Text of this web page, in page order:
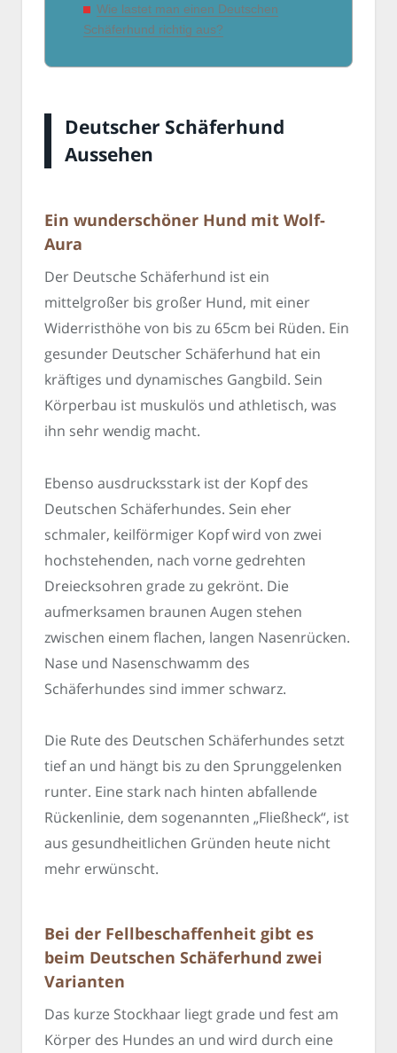
Wie lastet man einen Deutschen
Schäferhund richtig aus?
Deutscher Schäferhund
Aussehen
Ein wunderschöner Hund mit Wolf-
Aura
Der Deutsche Schäferhund ist ein
mittelgroßer bis großer Hund, mit einer
Widerristhöhe von bis zu 65cm bei Rüden. Ein
gesunder Deutscher Schäferhund hat ein
kräftiges und dynamisches Gangbild. Sein
Körperbau ist muskulös und athletisch, was
ihn sehr wendig macht.
Ebenso ausdrucksstark ist der Kopf des
Deutschen Schäferhundes. Sein eher
schmaler, keilförmiger Kopf wird von zwei
hochstehenden, nach vorne gedrehten
Dreiecksohren grade zu gekrönt. Die
aufmerksamen braunen Augen stehen
zwischen einem flachen, langen Nasenrücken.
Nase und Nasenschwamm des
Schäferhundes sind immer schwarz.
Die Rute des Deutschen Schäferhundes setzt
tief an und hängt bis zu den Sprunggelenken
runter. Eine stark nach hinten abfallende
Rückenlinie, dem sogenannten „Fließheck“, ist
aus gesundheitlichen Gründen heute nicht
mehr erwünscht.
Bei der Fellbeschaffenheit gibt es
beim Deutschen Schäferhund zwei
Varianten
Das kurze Stockhaar liegt grade und fest am
Körper des Hundes an und wird durch eine